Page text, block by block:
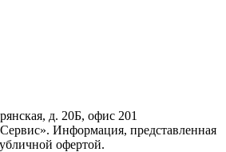
д. 20Б, офис 201
Информация, представленная
офертой.